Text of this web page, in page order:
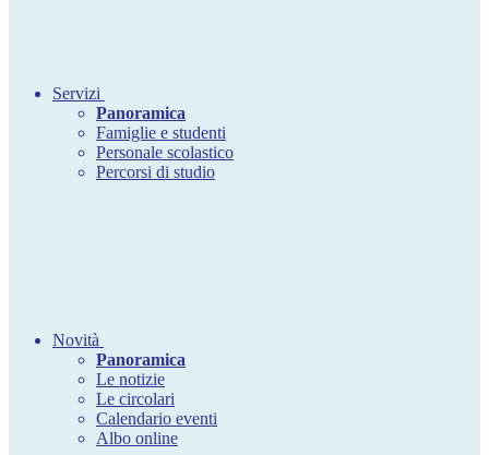
Servizi
Panoramica
Famiglie e studenti
Personale scolastico
Percorsi di studio
Novità
Panoramica
Le notizie
Le circolari
Calendario eventi
Albo online